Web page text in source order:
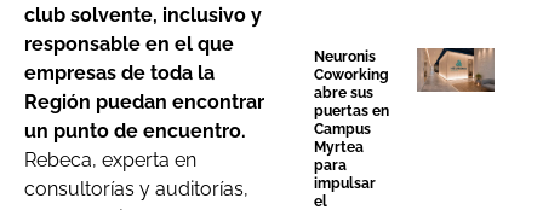
club solvente, inclusivo y
responsable en el que
empresas de toda la
Región puedan encontrar
un punto de encuentro.
Rebeca, experta en
consultorías y auditorías,
Neuronis
Coworking
abre sus
puertas en
Campus
Myrtea
para
impulsar
el